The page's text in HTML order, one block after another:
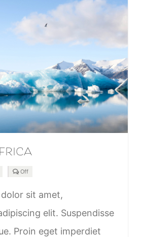
OffComments
South
Africa
sit amet,
elit. Suspendisse
Proin eget imperdiet